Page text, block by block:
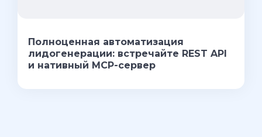
Полноценная автоматизация
лидогенерации: встречайте REST API
и нативный MCP-сервер